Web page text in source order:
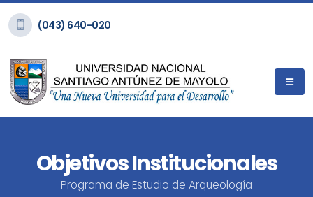
(043) 640-020
Objetivos Institucionales
Programa de Estudio de Arqueología